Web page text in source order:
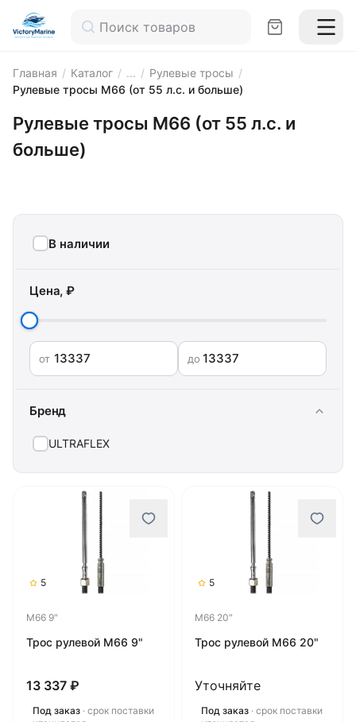
Главная / Каталог / ... / Рулевые тросы /
Рулевые тросы M66 (от 55 л.с. и больше)
Рулевые тросы M66 (от 55 л.с. и
больше)
В наличии
Цена, ₽
от до
Бренд
ULTRAFLEX
5
M66 9"
Трос рулевой M66 9"
13 337 ₽
Под заказ · срок поставки
5
M66 20"
Трос рулевой M66 20"
Уточняйте
Под заказ · срок поставки